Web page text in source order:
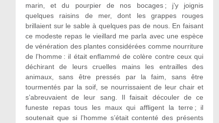
marin, et du pourpier de nos bocages ; j’y joignis
quelques raisins de mer, dont les grappes rouges
brillaient sur le sable à quelques pas de nous. En faisant
ce modeste repas le vieillard me parla avec une espèce
de vénération des plantes considérées comme nourriture
de l’homme : il était enflammé de colère contre ceux qui
déchirant de leurs cruelles mains les entrailles des
animaux, sans être pressés par la faim, sans être
tourmentés par la soif, se nourrissaient de leur chair et
s’abreuvaient de leur sang. Il faisait découler de ce
funeste repas tous les maux qui affligent la terre ; il
soutenait que si l’homme s’était contenté des présents